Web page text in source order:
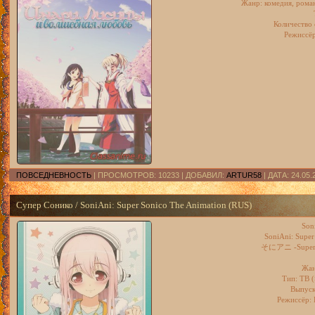
Жанр: комедия,
ПОВСЕДНЕВНОСТЬ | ПРОСМОТРОВ: 10233 | ДОБАВИЛ: ARTUR58 | ДАТА:
Супер Сонико / SoniAni: Super Sonico The Animation (RUS)
SoniAni:
そにアニ -
Тип: ТВ
Режиссёр: